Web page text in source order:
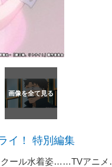
イ！ 特別編集
純粋無垢で妖艶な